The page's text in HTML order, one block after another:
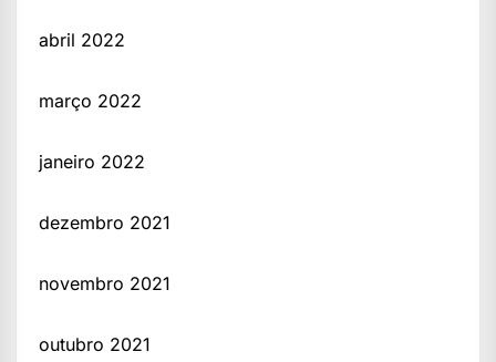
abril 2022
março 2022
janeiro 2022
dezembro 2021
novembro 2021
outubro 2021